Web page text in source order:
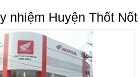
nhiệm Huyện Thốt Nốt